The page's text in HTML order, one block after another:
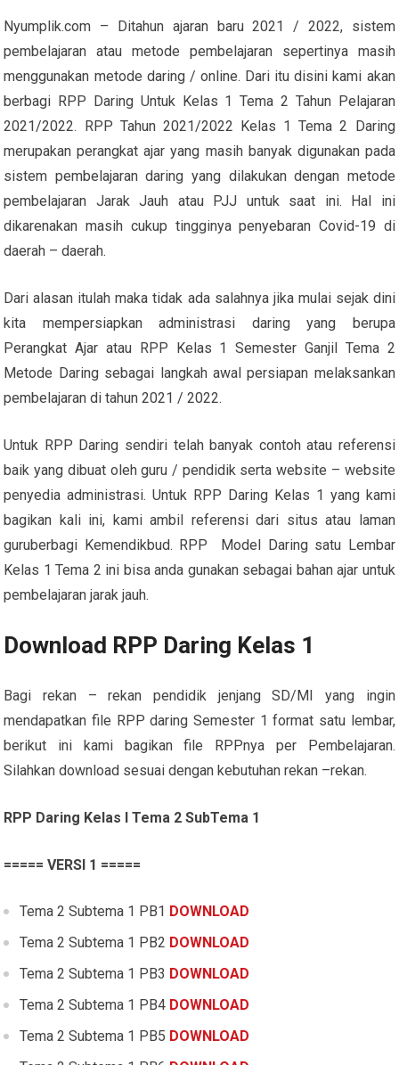
Nyumplik.com – Ditahun ajaran baru 2021 / 2022, sistem
pembelajaran atau metode pembelajaran sepertinya masih
menggunakan metode daring / online. Dari itu disini kami akan
berbagi RPP Daring Untuk Kelas 1 Tema 2 Tahun Pelajaran
2021/2022. RPP Tahun 2021/2022 Kelas 1 Tema 2 Daring
merupakan perangkat ajar yang masih banyak digunakan pada
sistem pembelajaran daring yang dilakukan dengan metode
pembelajaran Jarak Jauh atau PJJ untuk saat ini. Hal ini
dikarenakan masih cukup tingginya penyebaran Covid-19 di
daerah – daerah.
Dari alasan itulah maka tidak ada salahnya jika mulai sejak dini
kita mempersiapkan administrasi daring yang berupa
Perangkat Ajar atau RPP Kelas 1 Semester Ganjil Tema 2
Metode Daring sebagai langkah awal persiapan melaksankan
pembelajaran di tahun 2021 / 2022.
Untuk RPP Daring sendiri telah banyak contoh atau referensi
baik yang dibuat oleh guru / pendidik serta website – website
penyedia administrasi. Untuk RPP Daring Kelas 1 yang kami
bagikan kali ini, kami ambil referensi dari situs atau laman
guruberbagi Kemendikbud. RPP Model Daring satu Lembar
Kelas 1 Tema 2 ini bisa anda gunakan sebagai bahan ajar untuk
pembelajaran jarak jauh.
Download RPP Daring Kelas 1
Bagi rekan – rekan pendidik jenjang SD/MI yang ingin
mendapatkan file RPP daring Semester 1 format satu lembar,
berikut ini kami bagikan file RPPnya per Pembelajaran.
Silahkan download sesuai dengan kebutuhan rekan –rekan.
RPP Daring Kelas I Tema 2 SubTema 1
===== VERSI 1 =====
Tema 2 Subtema 1 PB1 DOWNLOAD
Tema 2 Subtema 1 PB2 DOWNLOAD
Tema 2 Subtema 1 PB3 DOWNLOAD
Tema 2 Subtema 1 PB4 DOWNLOAD
Tema 2 Subtema 1 PB5 DOWNLOAD